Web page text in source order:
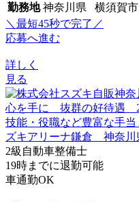
勤務地 神奈川県 横須賀市
＼最短45秒で完了／
応募へ進む
詳しく
見る
2級自動車整備士
19時までに退勤可能
車通勤OK